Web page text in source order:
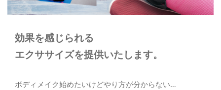
RESERVE
効果を感じられる
エクササイズを提供いたします。
ボディメイク始めたいけどやり方が分からない…